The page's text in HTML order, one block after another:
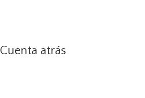
Cuenta atrás